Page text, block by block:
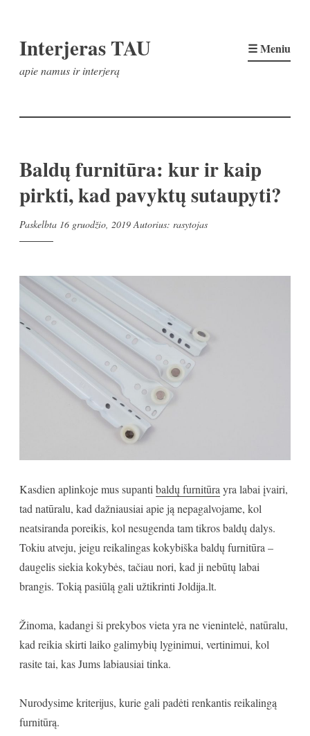
prie
Interjeras TAU
apie namus ir interjerą
☰ Meniu
Baldų furnitūra: kur ir kaip
pirkti, kad pavyktų sutaupyti?
Paskelbta 16 gruodžio, 2019Autorius: rasytojas
Kasdien aplinkoje mus supantibaldų furnitūrayra labai įvairi,
tad natūralu, kad dažniausiai apie ją nepagalvojame, kol
neatsiranda poreikis, kol nesugenda tam tikros baldų dalys.
Tokiu atveju, jeigu reikalingas kokybiška baldų furnitūra –
daugelis siekia kokybės, tačiau nori, kad ji nebūtų labai
brangis. Tokią pasiūlą gali užtikrinti Joldija.lt.
Žinoma, kadangi ši prekybos vieta yra ne vienintelė, natūralu,
kad reikia skirti laiko galimybių lyginimui, vertinimui, kol
rasite tai, kas Jums labiausiai tinka.
Nurodysime kriterijus, kurie gali padėti renkantis reikalingą
furnitūrą.